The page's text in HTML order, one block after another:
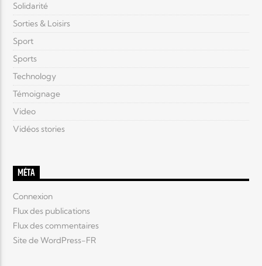
Solidarité
Sorties & Loisirs
Sport
Sports
Technology
Témoignage
Video
Vidéos stories
MÉTA
Connexion
Flux des publications
Flux des commentaires
Site de WordPress-FR